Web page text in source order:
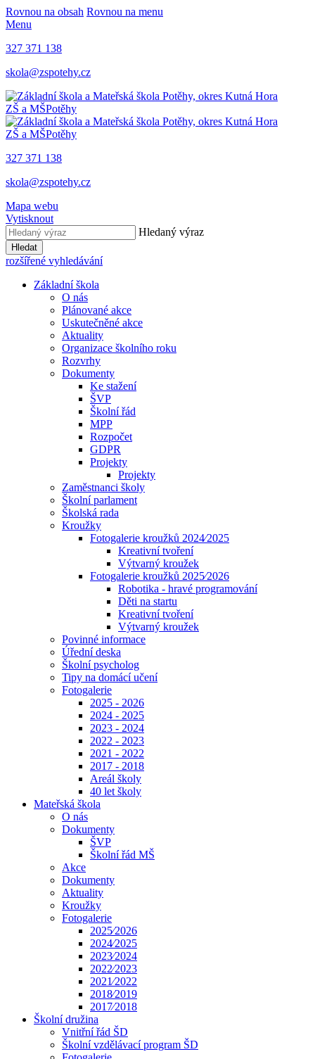
Rovnou na obsah Rovnou na menu
Menu
327 371 138
skola@zspotehy.cz
ZŠ a MŠPotěhy
ZŠ a MŠPotěhy
327 371 138
skola@zspotehy.cz
Mapa webu
Vytisknout
Hledaný výraz
Hledat
rozšířené vyhledávání
Základní škola
O nás
Plánované akce
Uskutečněné akce
Aktuality
Organizace školního roku
Rozvrhy
Dokumenty
Ke stažení
ŠVP
Školní řád
MPP
Rozpočet
GDPR
Projekty
Projekty
Zaměstnanci školy
Školní parlament
Školská rada
Kroužky
Fotogalerie kroužků 2024⁄2025
Kreativní tvoření
Výtvarný kroužek
Fotogalerie kroužků 2025⁄2026
Robotika - hravé programování
Děti na startu
Kreativní tvoření
Výtvarný kroužek
Povinné informace
Úřední deska
Školní psycholog
Tipy na domácí učení
Fotogalerie
2025 - 2026
2024 - 2025
2023 - 2024
2022 - 2023
2021 - 2022
2017 - 2018
Areál školy
40 let školy
Mateřská škola
O nás
Dokumenty
ŠVP
Školní řád MŠ
Akce
Dokumenty
Aktuality
Kroužky
Fotogalerie
2025⁄2026
2024⁄2025
2023⁄2024
2022⁄2023
2021⁄2022
2018⁄2019
2017⁄2018
Školní družina
Vnitřní řád ŠD
Školní vzdělávací program ŠD